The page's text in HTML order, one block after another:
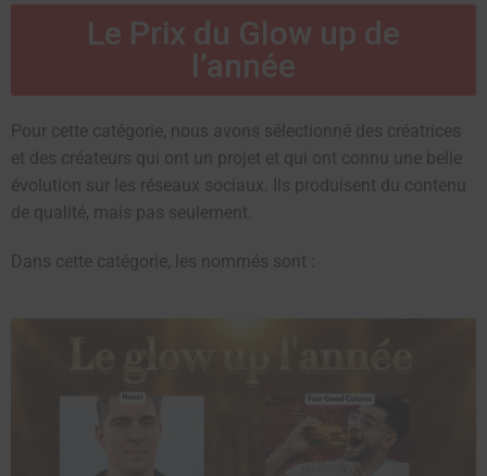
Le Prix du Glow up de
l’année
Pour cette catégorie, nous avons sélectionné des créatrices
et des créateurs qui ont un projet et qui ont connu une belle
évolution sur les réseaux sociaux. Ils produisent du contenu
de qualité, mais pas seulement.
Dans cette catégorie, les nommés sont :